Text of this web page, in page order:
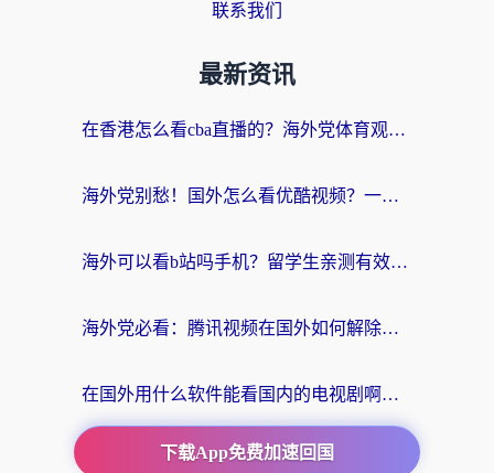
联系我们
最新资讯
在香港怎么看cba直播的？海外党体育观赛终极指南：告别版权限制，畅享中文解说
海外党别愁！国外怎么看优酷视频？一招解决追剧、看直播难题
海外可以看b站吗手机？留学生亲测有效的回国加速指南
海外党必看：腾讯视频在国外如何解除地域限制？附优酷咪咕使用指南
在国外用什么软件能看国内的电视剧啊？留学生亲测有效的回国加速方案
下载App免费加速回国